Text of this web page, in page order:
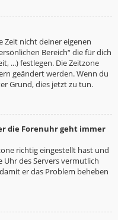
Zeit nicht deiner eigenen
Bereich“ die für dich
...) festlegen. Die Zeitzone
geändert werden. Wenn du
Grund, dies jetzt zu tun.
die Forenuhr geht immer
richtig eingestellt hast und
des Servers vermutlich
er das Problem beheben